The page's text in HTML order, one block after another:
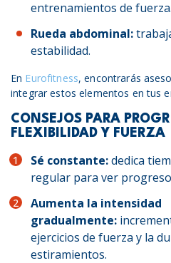
entrenamientos de fuerza.
Rueda abdominal:
estabilidad.
En Eurofitness, encontrarás
integrar estos elementos en tus
CONSEJOS PARA
FLEXIBILIDAD Y FUERZA
Sé constante:dedica
regular para ver
Aumenta la intensidad
gradualmente:
ejercicios de fuerza y la
estiramientos.